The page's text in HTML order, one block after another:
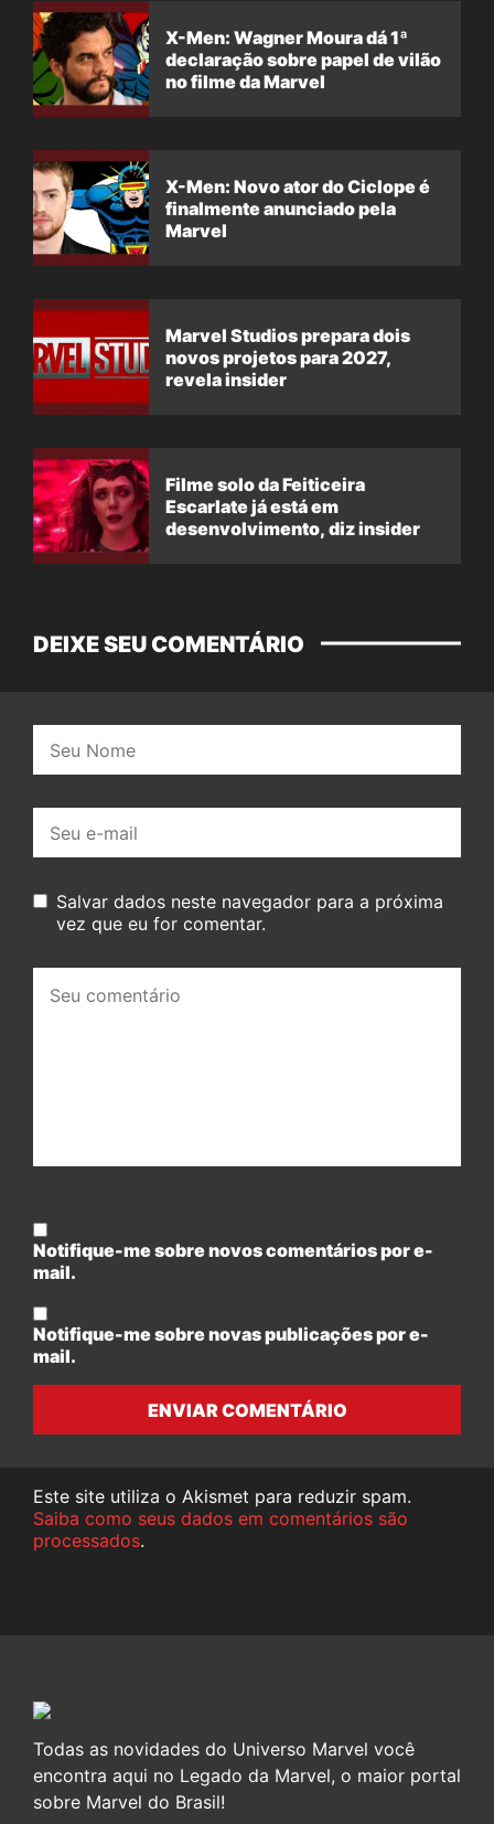
X-Men: Wagner Moura dá 1ª
declaração sobre papel de vilão
no filme da Marvel
X-Men: Novo ator do Ciclope é
finalmente anunciado pela
Marvel
Marvel Studios prepara dois
novos projetos para 2027,
revela insider
Filme solo da Feiticeira
Escarlate já está em
desenvolvimento, diz insider
DEIXE SEU COMENTÁRIO
mail:
Salvar dados neste navegador para a próxima
vez que eu for comentar.
comentário:
Notifique-me sobre novos comentários por e-
mail.
Notifique-me sobre novas publicações por e-
mail.
ENVIAR COMENTÁRIO
Este site utiliza o Akismet para reduzir spam.
Saiba como seus dados em comentários são
processados.
Todas as novidades do Universo Marvel você
encontra aqui no Legado da Marvel, o maior portal
sobre Marvel do Brasil!